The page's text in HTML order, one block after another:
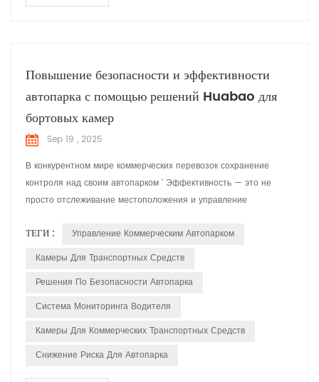
Повышение безопасности и эффективности
автопарка с помощью решений Huabao для
бортовых камер
Sep 19 , 2025
В конкурентном мире коммерческих перевозок сохранение
контроля над своим автопарком ' Эффективность — это не
просто отслеживание местоположения и управление
ежедневных операциях — Это то, что современные
управляющие автопарками больше не могут позволить себе
Management, предлагая ...
ТЕГИ :
Управление Коммерческим Автопарком
Камеры Для Транспортных Средств
Решения По Безопасности Автопарка
Система Мониторинга Водителя
Камеры Для Коммерческих Транспортных Средств
Снижение Риска Для Автопарка